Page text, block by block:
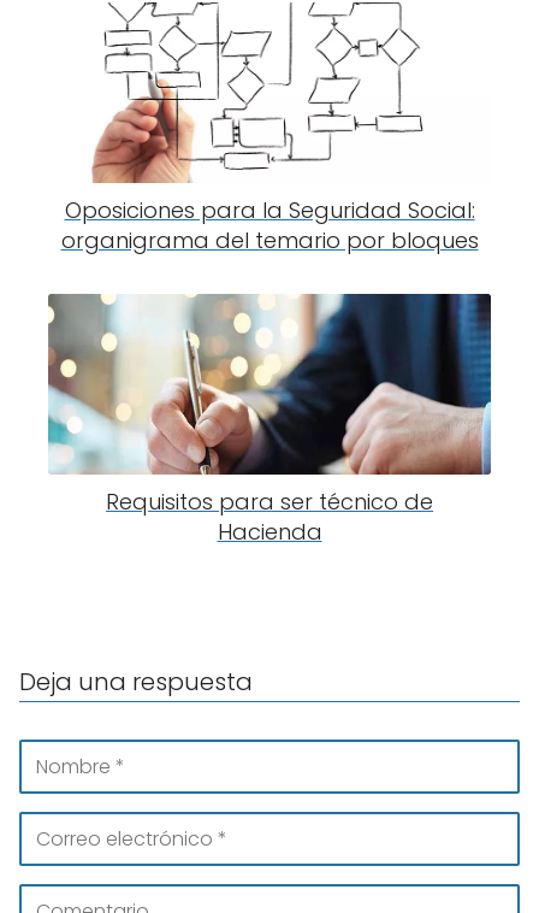
Oposiciones para la Seguridad Social:
organigrama del temario por bloques
Requisitos para ser técnico de
Hacienda
Deja una respuesta